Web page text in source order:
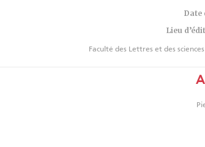
Date
Lieu
Faculté des Lettres et des